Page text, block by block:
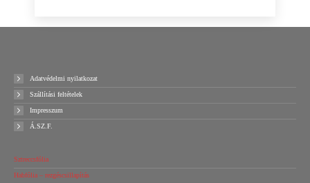
Adatvédelmi nyilatkozat
Szállítási feltételek
Impresszum
Á.SZ.F.
Sztreccsfólia
Habfólia – rezgéscsillapítás